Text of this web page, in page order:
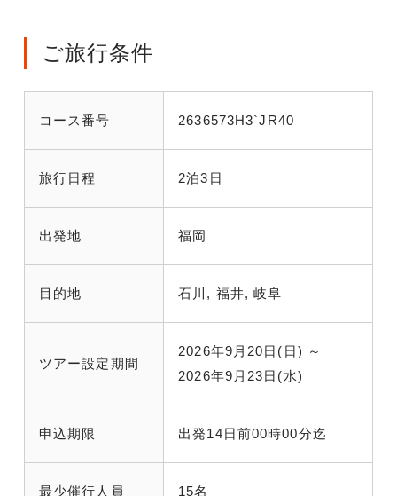
ご旅行条件
コース番号 2636573H3`JR40
旅行日程 2泊3日
出発地 福岡
目的地 石川, 福井, 岐阜
ツアー設定期間
2026年9月20日(日) ～
2026年9月23日(水)
申込期限 出発14日前00時00分迄
最少催行人員 15名